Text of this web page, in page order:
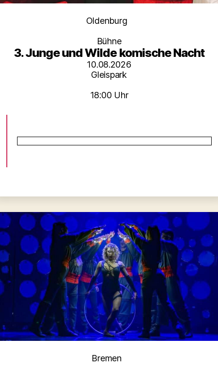
Kategorien
Oldenburg
Bühne
3. Junge und Wilde komische Nacht
10.08.2026
Gleispark
18:00 Uhr
Kategorien
Bremen